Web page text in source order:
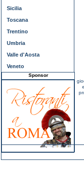
Sicilia
Toscana
Trentino
Umbria
Valle d'Aosta
Veneto
Sponsor